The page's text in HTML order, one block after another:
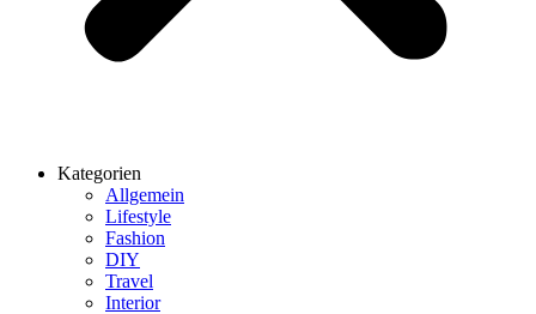
Kategorien
Allgemein
Lifestyle
Fashion
DIY
Travel
Interior